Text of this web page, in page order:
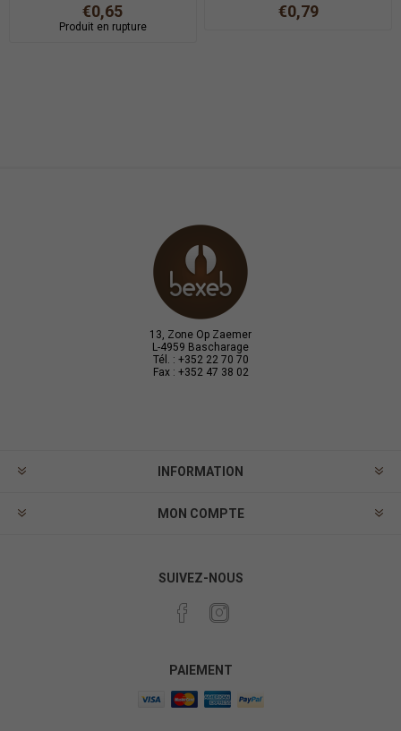
€0,65
Produit en rupture
€0,79
13, Zone Op Zaemer
L-4959 Bascharage
Tél. : +352 22 70 70
Fax : +352 47 38 02
INFORMATION
MON COMPTE
SUIVEZ-NOUS
PAIEMENT